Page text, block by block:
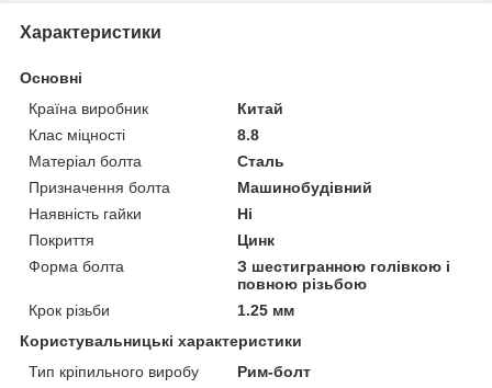
Характеристики
Основні
Країна виробник
Китай
Клас міцності
8.8
Матеріал болта
Сталь
Призначення болта
Машинобудівний
Наявність гайки
Ні
Покриття
Цинк
Форма болта
З шестигранною голівкою і
повною різьбою
Крок різьби
1.25 мм
Користувальницькі характеристики
Тип кріпильного виробу
Рим-болт